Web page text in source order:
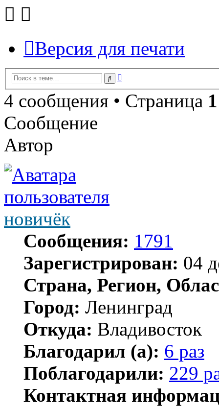
Версия для печати
Поиск
4 сообщения • Страница 1
Сообщение
Автор
новичёк
Сообщения: 1791
Зарегистрирован: 04
Страна, Регион,
Город: Ленинград
Откуда: Владивосток
Благодарил (а): 6 раз
Поблагодарили: 229
Контактная